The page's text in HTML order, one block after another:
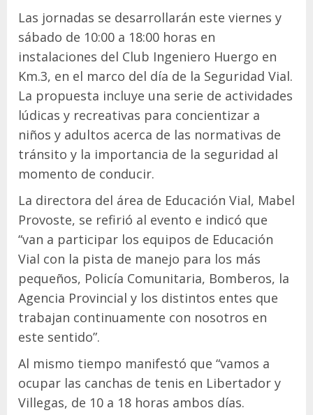
Las jornadas se desarrollarán este viernes y
sábado de 10:00 a 18:00 horas en
instalaciones del Club Ingeniero Huergo en
Km.3, en el marco del día de la Seguridad Vial.
La propuesta incluye una serie de actividades
lúdicas y recreativas para concientizar a
niños y adultos acerca de las normativas de
tránsito y la importancia de la seguridad al
momento de conducir.
La directora del área de Educación Vial, Mabel
Provoste, se refirió al evento e indicó que
“van a participar los equipos de Educación
Vial con la pista de manejo para los más
pequeños, Policía Comunitaria, Bomberos, la
Agencia Provincial y los distintos entes que
trabajan continuamente con nosotros en
este sentido”.
Al mismo tiempo manifestó que “vamos a
ocupar las canchas de tenis en Libertador y
Villegas, de 10 a 18 horas ambos días.